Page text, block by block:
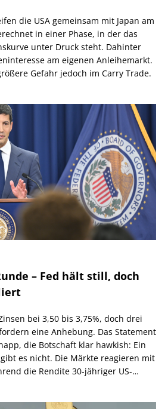
die USA gemeinsam mit Japan am
in einer Phase, in der das
unter Druck steht. Dahinter
am eigenen Anleihemarkt.
Gefahr jedoch im Carry Trade.
– Fed hält still, doch
bei 3,50 bis 3,75%, doch drei
eine Anhebung. Das Statement
die Botschaft klar hawkish: Ein
es nicht. Die Märkte reagieren mit
die Rendite 30-jähriger US-